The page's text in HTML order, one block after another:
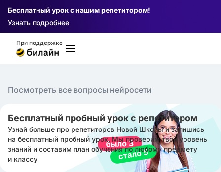
Бесплатный урок с нашим репетитором!
Узнать подробнее
При поддержке
Посмотреть все вопросы нейросети
Бесплатный пробный урок с репетитором
Узнай больше про репетиторов Новой Школы и запишись
на бесплатный пробный урок. Мы проверим твой уровень
знаний и составим план обучения по любому предмету
и классу